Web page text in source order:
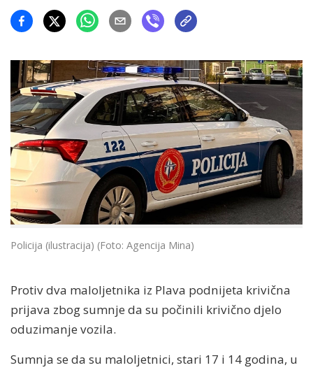
Policija (ilustracija) (Foto: Agencija Mina)
Protiv dva maloljetnika iz Plava podnijeta krivična
prijava zbog sumnje da su počinili krivično djelo
oduzimanje vozila.
Sumnja se da su maloljetnici, stari 17 i 14 godina, u